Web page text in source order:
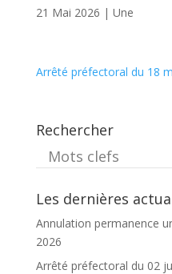
21 Mai 2026 | Une
Arrêté préfectoral du 18
Rechercher
Les dernières
Annulation permanence
2026
Arrêté préfectoral du 02